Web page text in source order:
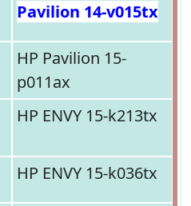
Pavilion 14-v015tx
HP Pavilion 15-
p011ax
HP ENVY 15-k213tx
HP ENVY 15-k036tx